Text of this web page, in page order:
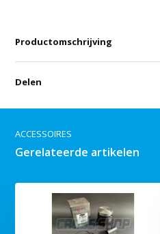
Productomschrijving
Delen
ACCESSOIRES
Gerelateerde artikelen